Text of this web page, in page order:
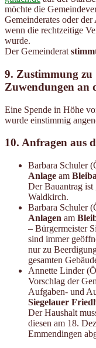
möchte die
Gemeinderates oder
wenn die rechtzeitige
wurde.
Der Gemeinderat
9. Zustimmung zu
Zuwendungen an
Eine Spende in Höhe
wurde einstimmig
10. Anfragen aus
Barbara Schuler
Anlage am
Der Bauantrag ist
Waldkirch.
Barbara Schuler
Anlagen am
– Bürgermeister
sind immer
nur zu
gesamten
Annette Linder
Vorschlag der
Aufgaben- und
Siegelauer
Der Haushalt
diesen am 18.
Emmendingen